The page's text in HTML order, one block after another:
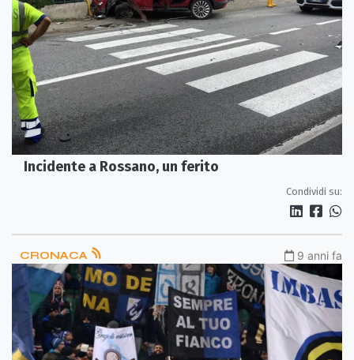
Incidente a Rossano, un ferito
Condividi su:
CRONACA 9 anni fa